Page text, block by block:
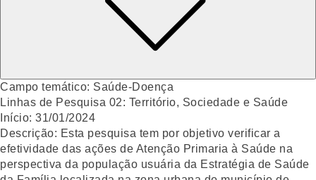
Campo temático: Saúde-Doença
Linhas de Pesquisa 02: Território, Sociedade e Saúde
Início: 31/01/2024
Descrição: Esta pesquisa tem por objetivo verificar a
efetividade das ações de Atenção Primaria à Saúde na
perspectiva da população usuária da Estratégia de Saúde